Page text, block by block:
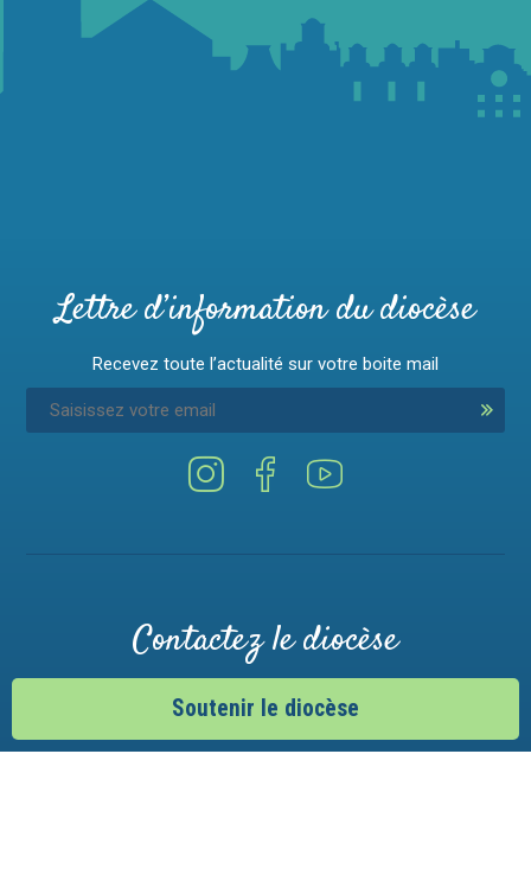
Soutenir le diocèse
Lettre d’information du diocèse
Recevez toute l’actualité sur votre boite mail
Contactez le diocèse
74000 Annecy